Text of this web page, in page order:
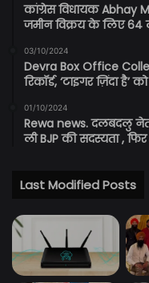
कांग्रेस विधायक Abhay
जमीन विक्रय के लिए 64
03/10/2024
Devra Box Office
रिकॉर्ड, ‘टाइगर ज़िंदा है’
01/10/2024
Rewa news. दलबदलु
ली BJP की सदस्यता ,
Last Modified Posts